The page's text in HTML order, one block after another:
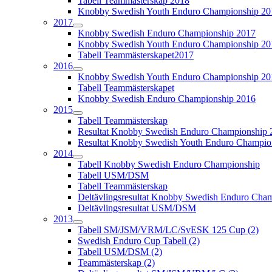
Knobby Swedish Youth Enduro Championship
2017
Knobby Swedish Enduro Championship 2017
Knobby Swedish Youth Enduro Championship
Tabell Teammästerskapet2017
2016
Knobby Swedish Youth Enduro Championship
Tabell Teammästerskapet
Knobby Swedish Enduro Championship 2016
2015
Tabell Teammästerskap
Resultat Knobby Swedish Enduro Championship
Resultat Knobby Swedish Youth Enduro
2014
Tabell Knobby Swedish Enduro Championship
Tabell USM/DSM
Tabell Teammästerskap
Deltävlingsresultat Knobby Swedish Enduro
Deltävlingsresultat USM/DSM
2013
Tabell SM/JSM/VRM/LC/SvESK 125 Cup (2)
Swedish Enduro Cup Tabell (2)
Tabell USM/DSM (2)
Teammästerskap (2)